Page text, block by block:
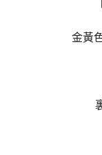
金黃